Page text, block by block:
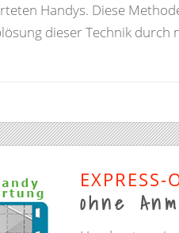
Handys. Diese
dieser Technik durch
EXPRESS-
ohne